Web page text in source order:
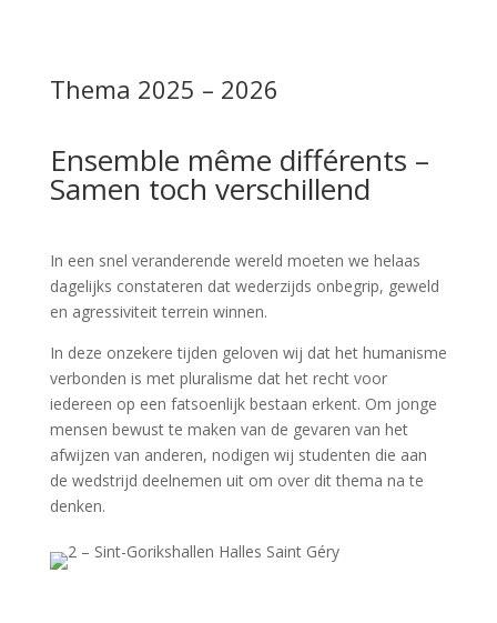
Thema 2025 – 2026
Ensemble même différents –
Samen toch verschillend
In een snel veranderende wereld moeten we helaas
dagelijks constateren dat wederzijds onbegrip, geweld
en agressiviteit terrein winnen.
In deze onzekere tijden geloven wij dat het humanisme
verbonden is met pluralisme dat het recht voor
iedereen op een fatsoenlijk bestaan ​​erkent. Om jonge
mensen bewust te maken van de gevaren van het
afwijzen van anderen, nodigen wij studenten die aan
de wedstrijd deelnemen uit om over dit thema na te
denken.